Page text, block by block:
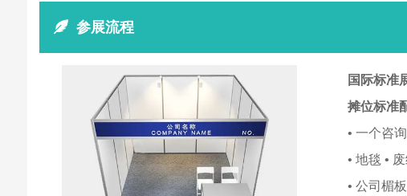
参展流程
国际标准
摊位标准
• 一个咨
• 地毯 •
• 公司楣